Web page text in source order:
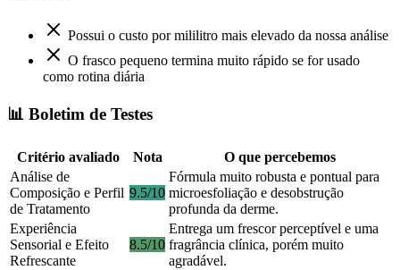
Possui o custo por mililitro mais elevado da nossa análise
O frasco pequeno termina muito rápido se for usado
como rotina diária
📊 Boletim de Testes
Critério avaliado Nota
O que percebemos
Análise de
Composição e Perfil
de Tratamento
9.5/10
Fórmula muito robusta e pontual para
microesfoliação e desobstrução
profunda da derme.
Experiência
Sensorial e Efeito
Refrescante
8.5/10
Entrega um frescor perceptível e uma
fragrância clínica, porém muito
agradável.